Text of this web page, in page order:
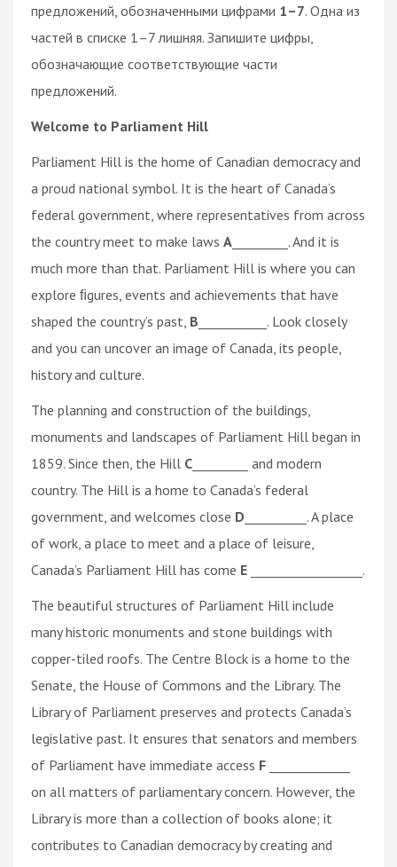
предложений, обозначенными цифрами 1–7. Одна из
частей в списке 1–7 лишняя. Запишите цифры,
обозначающие соответствующие части
предложений.
Welcome to Parliament Hill
Parliament Hill is the home of Canadian democracy and
a proud national symbol. It is the heart of Canada’s
federal government, where representatives from across
the country meet to make laws A _________. And it is
much more than that. Parliament Hill is where you can
explore ﬁgures, events and achievements that have
shaped the country’s past, B ___________. Look closely
and you can uncover an image of Canada, its people,
history and culture.
The planning and construction of the buildings,
monuments and landscapes of Parliament Hill began in
1859. Since then, the Hill C _________ and modern
country. The Hill is a home to Canada’s federal
government, and welcomes close D __________. A place
of work, a place to meet and a place of leisure,
Canada’s Parliament Hill has come E
__________________.
The beautiful structures of Parliament Hill include
many historic monuments and stone buildings with
copper-tiled roofs. The Centre Block is a home to the
Senate, the House of Commons and the Library. The
Library of Parliament preserves and protects Canada’s
legislative past. It ensures that senators and members
of Parliament have immediate access F
on all matters of parliamentary concern. However, the
Library is more than a collection of books alone; it
contributes to Canadian democracy by creating and